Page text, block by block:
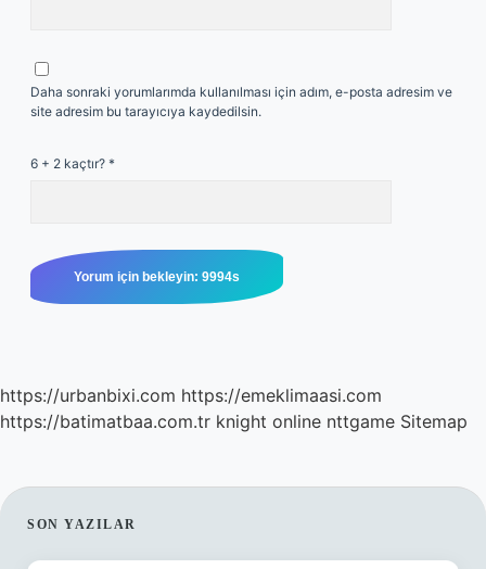
Daha sonraki yorumlarımda kullanılması için adım, e-posta adresim ve
site adresim bu tarayıcıya kaydedilsin.
6 + 2 kaçtır? *
https://urbanbixi.com https://emeklimaasi.com
https://batimatbaa.com.tr knight online nttgame Sitemap
SIDEBAR
SON YAZILAR